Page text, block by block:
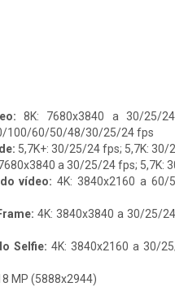
8K: 7680x3840 a 30/25/
100/60/50/48/30/25/24 fps
5,7K+: 30/25/24 fps; 5,7K:
a 30/25/24 fps; 5,7K:
vídeo: 4K: 3840x2160 a
4K: 3840x3840 a 30/25/
Selfie: 4K: 3840x2160 a 30/
MP (5888x2944)